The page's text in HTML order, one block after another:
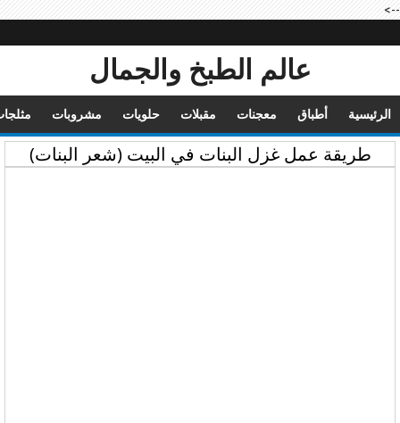
-->
عالم الطبخ والجمال
الرئيسية أطباق معجنات مقبلات حلويات مشروبات
طريقة عمل غزل البنات في البيت (شعر البنات)